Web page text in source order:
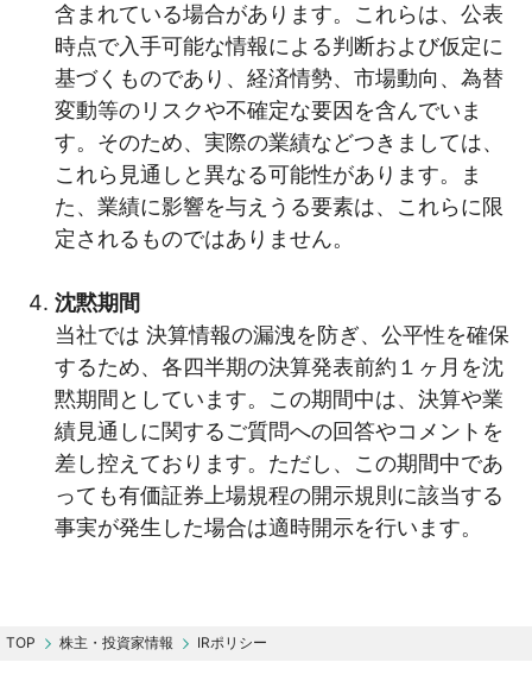
含まれている場合があります。これらは、公表
時点で入手可能な情報による判断および仮定に
基づくものであり、経済情勢、市場動向、為替
変動等のリスクや不確定な要因を含んでいま
す。そのため、実際の業績などつきましては、
これら見通しと異なる可能性があります。ま
た、業績に影響を与えうる要素は、これらに限
定されるものではありません。
沈黙期間
当社では 決算情報の漏洩を防ぎ、公平性を確保
するため、各四半期の決算発表前約１ヶ月を沈
黙期間としています。この期間中は、決算や業
績見通しに関するご質問への回答やコメントを
差し控えております。ただし、この期間中であ
っても有価証券上場規程の開示規則に該当する
事実が発生した場合は適時開示を行います。
株主・投資家情報 IRポリシー